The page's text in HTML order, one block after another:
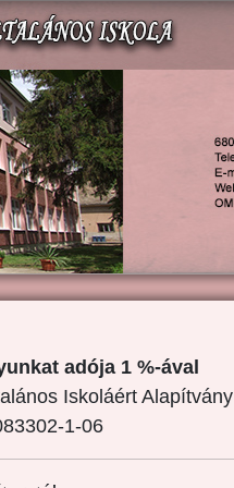
adója 1 %-ával
Iskoláért Alapítvány
1-06